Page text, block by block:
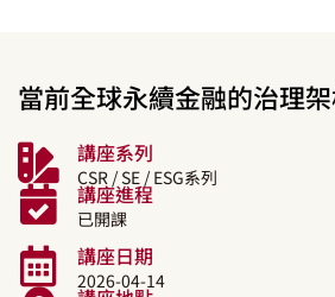
當前全球永續金融的治理
講座系列
CSR / SE / ESG系列
講座進程
已開課
講座日期
2026-04-14